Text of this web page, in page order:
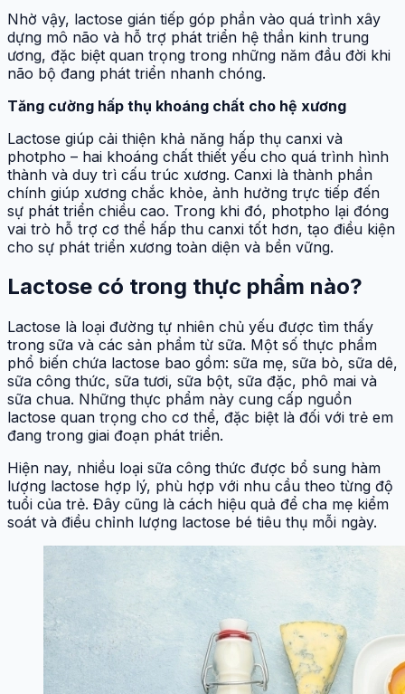
Nhờ vậy, lactose gián tiếp góp phần vào quá trình xây
dựng mô não và hỗ trợ phát triển hệ thần kinh trung
ương, đặc biệt quan trọng trong những năm đầu đời khi
não bộ đang phát triển nhanh chóng.
Tăng cường hấp thụ khoáng chất cho hệ xương
Lactose giúp cải thiện khả năng hấp thụ canxi và
photpho – hai khoáng chất thiết yếu cho quá trình hình
thành và duy trì cấu trúc xương. Canxi là thành phần
chính giúp xương chắc khỏe, ảnh hưởng trực tiếp đến
sự phát triển chiều cao. Trong khi đó, photpho lại đóng
vai trò hỗ trợ cơ thể hấp thu canxi tốt hơn, tạo điều kiện
cho sự phát triển xương toàn diện và bền vững.
Lactose có trong thực phẩm nào?
Lactose là loại đường tự nhiên chủ yếu được tìm thấy
trong sữa và các sản phẩm từ sữa. Một số thực phẩm
phổ biến chứa lactose bao gồm: sữa mẹ, sữa bò, sữa dê,
sữa công thức, sữa tươi, sữa bột, sữa đặc, phô mai và
sữa chua. Những thực phẩm này cung cấp nguồn
lactose quan trọng cho cơ thể, đặc biệt là đối với trẻ em
đang trong giai đoạn phát triển.
Hiện nay, nhiều loại sữa công thức được bổ sung hàm
lượng lactose hợp lý, phù hợp với nhu cầu theo từng độ
tuổi của trẻ. Đây cũng là cách hiệu quả để cha mẹ kiểm
soát và điều chỉnh lượng lactose bé tiêu thụ mỗi ngày.